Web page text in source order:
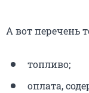
А вот перечень
топливо;
оплата,